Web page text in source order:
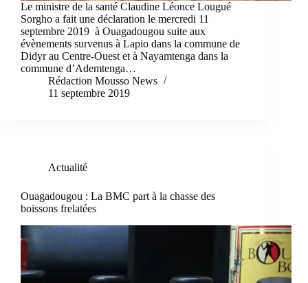
Le ministre de la santé Claudine Léonce Lougué
Sorgho a fait une déclaration le mercredi 11
septembre 2019 à Ouagadougou suite aux
évènements survenus à Lapio dans la commune de
Didyr au Centre-Ouest et à Nayamtenga dans la
commune d’Ademtenga…
Rédaction Mousso News
11 septembre 2019
Actualité
Ouagadougou : La BMC part à la chasse des
boissons frelatées